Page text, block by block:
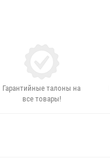
Гарантийные талоны на
все товары!